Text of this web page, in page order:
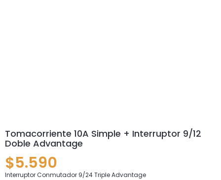
Tomacorriente 10A Simple + Interruptor 9/12
Doble Advantage
$5.590
Interruptor Conmutador 9/24 Triple Advantage